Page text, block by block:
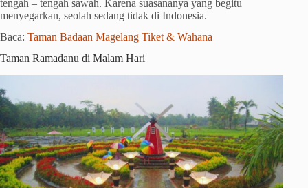
tengah – tengah sawah. Karena suasananya yang begitu
menyegarkan, seolah sedang tidak di Indonesia.
Baca: Taman Badaan Magelang Tiket & Wahana
Taman Ramadanu di Malam Hari